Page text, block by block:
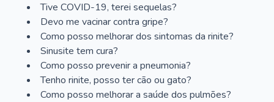
Tive COVID-19, terei sequelas?
Devo me vacinar contra gripe?
Como posso melhorar dos sintomas da rinite?
Sinusite tem cura?
Como posso prevenir a pneumonia?
Tenho rinite, posso ter cão ou gato?
Como posso melhorar a saúde dos pulmões?